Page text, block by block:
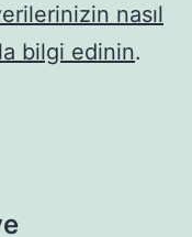
nasıl
bilgi edinin.